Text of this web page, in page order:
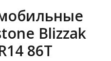
Blizzak
86T